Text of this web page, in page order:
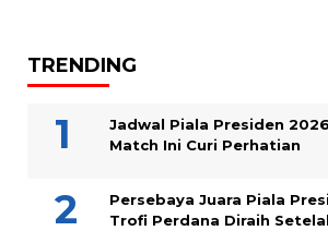
TRENDING
Jadwal Piala Presiden
Match Ini Curi Perhatian
Persebaya Juara Piala
Trofi Perdana Diraih